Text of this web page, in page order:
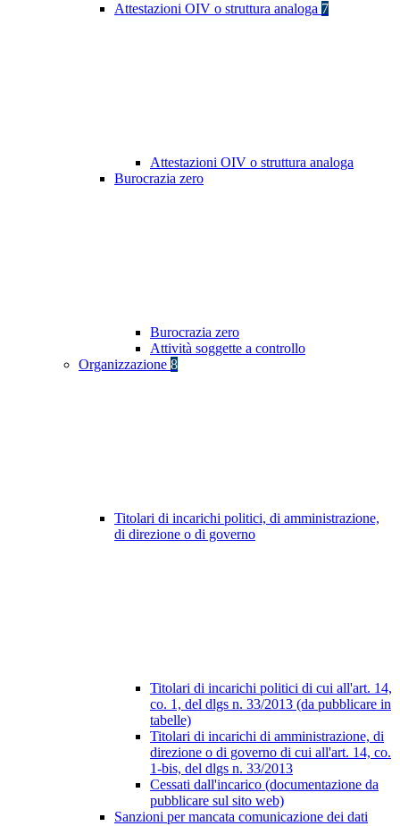
Attestazioni OIV o struttura analoga 7
Attestazioni OIV o struttura analoga
Burocrazia zero
Burocrazia zero
Attività soggette a controllo
Organizzazione 8
Titolari di incarichi politici, di amministrazione,
di direzione o di governo
Titolari di incarichi politici di cui all'art. 14,
co. 1, del dlgs n. 33/2013 (da pubblicare in
tabelle)
Titolari di incarichi di amministrazione, di
direzione o di governo di cui all'art. 14, co.
1-bis, del dlgs n. 33/2013
Cessati dall'incarico (documentazione da
pubblicare sul sito web)
Sanzioni per mancata comunicazione dei dati